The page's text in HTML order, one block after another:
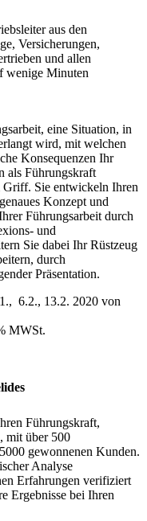
aus den
Versicherungen,
und allen
wenige Minuten
eine Situation, in
wird, mit welchen
Konsequenzen Ihr
als Führungskraft
Griff. Sie entwickeln Ihren
Konzept und
Führungsarbeit durch
und
Sie dabei Ihr Rüstzeug
durch
Präsentation.
6.2., 13.2. 2020 von
MWSt.
Führungskraft,
mit über 500
gewonnenen Kunden.
Analyse
Erfahrungen verifiziert
Ergebnisse bei Ihren